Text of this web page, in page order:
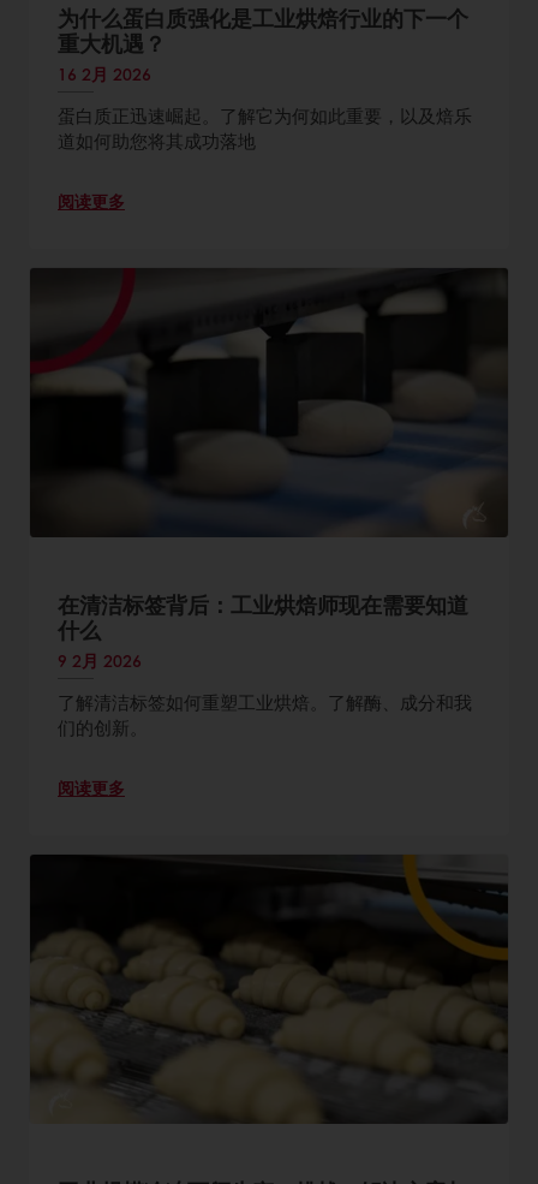
为什么蛋白质强化是工业烘焙行业的下一个
重大机遇？
16 2月 2026
蛋白质正迅速崛起。了解它为何如此重要，以及焙乐
道如何助您将其成功落地
阅读更多
在清洁标签背后：工业烘焙师现在需要知道
什么
9 2月 2026
了解清洁标签如何重塑工业烘焙。了解酶、成分和我
们的创新。
阅读更多